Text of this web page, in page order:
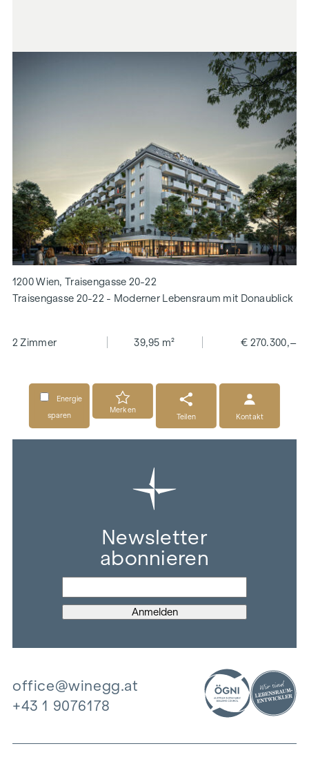
1200 Wien, Traisengasse 20-22
Traisengasse 20-22 - Moderner Lebensraum mit Donaublick
2 Zimmer 39,95 m² € 270.300,–
Energie
sparen
Merken
Teilen
Kontakt
Newsletter
abonnieren
office@winegg.at
+43 1 9076178